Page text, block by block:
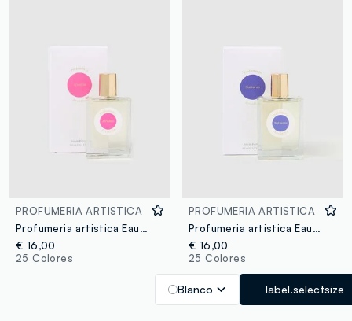
PROFUMERIA ARTISTICA
Profumeria artistica Eau de Parfum Afrodite 50 ml
€ 16,00
25 Colores
PROFUMERIA ARTISTICA
Profumeria artistica Eau de Parfum Notturno 50 ml
€ 16,00
25 Colores
Blanco label.selectsize